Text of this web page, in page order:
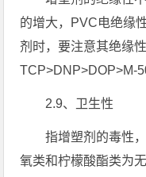
的增大，PVC电绝缘
剂时，要注意其绝缘
TCP>DNP>DOP>M-
2.9、卫生性
指增塑剂的毒性
氧类和柠檬酸酯类为